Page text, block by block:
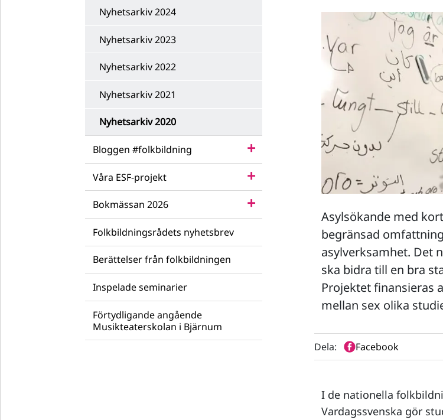
Nyhetsarkiv 2024
Nyhetsarkiv 2023
Nyhetsarkiv 2022
Nyhetsarkiv 2021
Nyhetsarkiv 2020
Bloggen #folkbildning
Våra ESF-projekt
Bokmässan 2026
Folkbildningsrådets nyhetsbrev
Berättelser från folkbildningen
Inspelade seminarier
Förtydligande angående
Musikteaterskolan i Bjärnum
Asylsökande med
begränsad
asylverksamhet. Det
ska bidra till en bra
Projektet finansieras
mellan sex olika
Dela: Facebook
I de nationella
Vardagssvenska gör